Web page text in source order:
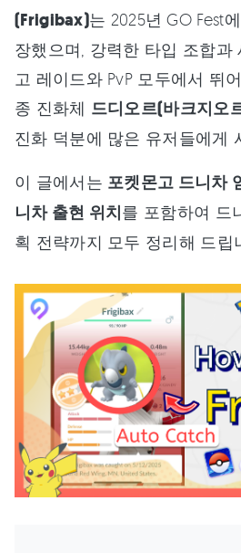
(Frigibax)는 2025년 GO Fest
장했으며, 강력한 타입 조합과
고 레이드와 PvP 모두에서 뛰
종 진화체 드디오르(바크지오
진화 덕분에 많은 유저들에게
이 글에서는 포켓몬고 드니차
니차 출현 위치를 포함하여 드
획 전략까지 모두 정리해 드립